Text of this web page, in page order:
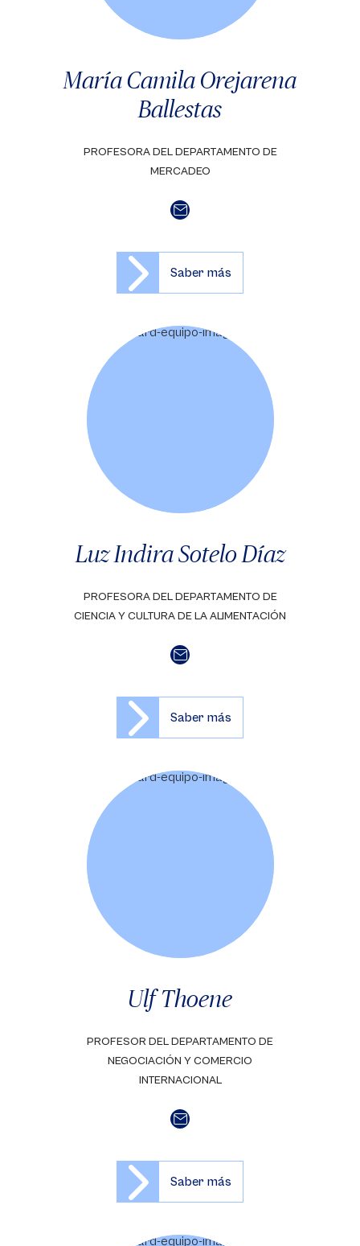
María Camila Orejarena
Ballestas
PROFESORA DEL DEPARTAMENTO DE
MERCADEO
Saber más
Luz Indira Sotelo Díaz
PROFESORA DEL DEPARTAMENTO DE
CIENCIA Y CULTURA DE LA ALIMENTACIÓN
Saber más
Ulf Thoene
PROFESOR DEL DEPARTAMENTO DE
NEGOCIACIÓN Y COMERCIO
INTERNACIONAL
Saber más